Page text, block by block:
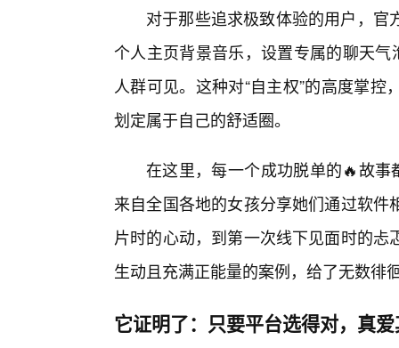
对于那些追求极致体验的用户，
个人主页背景音乐，设置专属的聊天
人群可见。这种对“自主权”的高度掌
划定属于自己的舒适圈。
在这里，每一个成功脱单的🔥故事
来自全国各地的女孩分享她们通过软
片时的心动，到第一次线下见面时的
生动且充满正能量的案例，给了无数徘
它证明了：只要平台选得对，真